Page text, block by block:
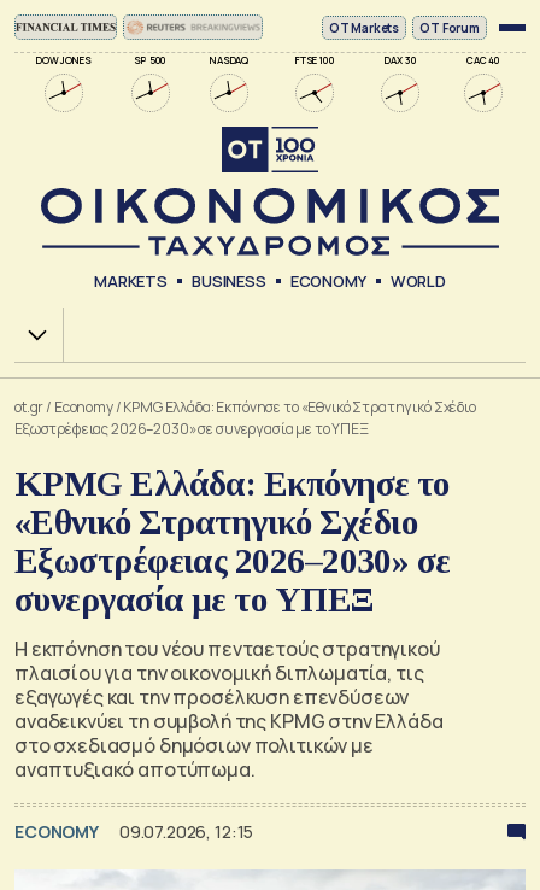
DOW JONES SP 500 NASDAQ FTSE 100 DAX 30 CAC 40
ΟΤ Markets OT Forum
MARKETS BUSINESS ECONOMY WORLD
Χ.Α.
ot.gr/ Economy/KPMG Ελλάδα: Εκπόνησε το «Εθνικό Στρατηγικό Σχέδιο
Εξωστρέφειας 2026–2030» σε συνεργασία με το ΥΠΕΞ
KPMG Ελλάδα: Εκπόνησε το
«Εθνικό Στρατηγικό Σχέδιο
Εξωστρέφειας 2026–2030» σε
συνεργασία με το ΥΠΕΞ
Η εκπόνηση του νέου πενταετούς στρατηγικού
πλαισίου για την οικονομική διπλωματία, τις
εξαγωγές και την προσέλκυση επενδύσεων
αναδεικνύει τη συμβολή της KPMG στην Ελλάδα
στο σχεδιασμό δημόσιων πολιτικών με
αναπτυξιακό αποτύπωμα.
ECONOMY 09.07.2026, 12:15